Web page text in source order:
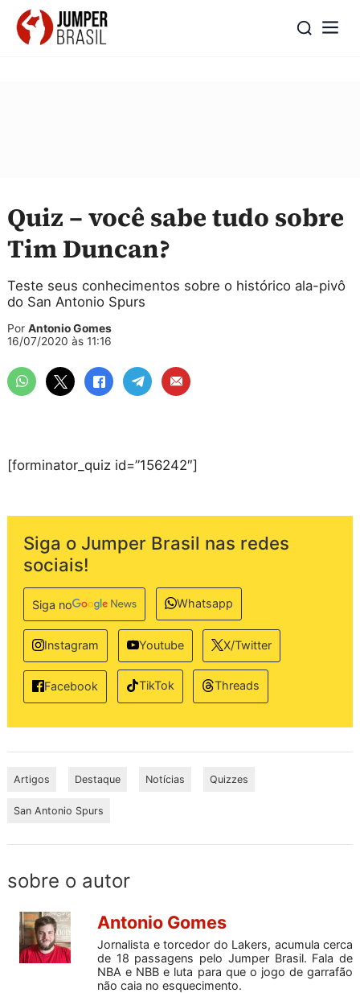
Quiz – você sabe tudo sobre
Tim Duncan?
Teste seus conhecimentos sobre o histórico ala-pivô
do San Antonio Spurs
Por Antonio Gomes
16/07/2020 às 11:16
[forminator_quiz id=”156242″]
Siga o Jumper Brasil nas redes
sociais!
Siga no Whatsapp
Instagram Youtube X/Twitter
Facebook TikTok Threads
Artigos Destaque Notícias Quizzes
San Antonio Spurs
sobre o autor
Antonio Gomes
Jornalista e torcedor do Lakers, acumula cerca
de 18 passagens pelo Jumper Brasil. Fala de
NBA e NBB e luta para que o jogo de garrafão
não caia no esquecimento.